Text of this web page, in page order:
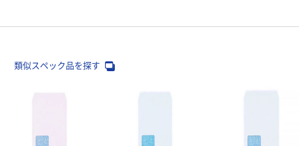
類似スペック品を探す